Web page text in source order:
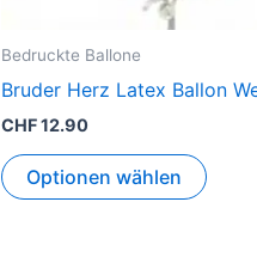
Bedruckte Ballone
Bruder Herz Latex Ballon
CHF12.90
Optionen wählen